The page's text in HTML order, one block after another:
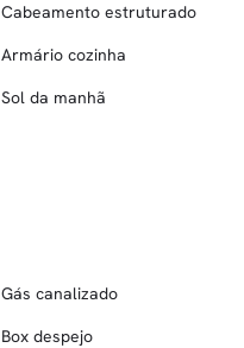
Cabeamento estruturado
Armário cozinha
Sol da manhã
Gás canalizado
Box despejo